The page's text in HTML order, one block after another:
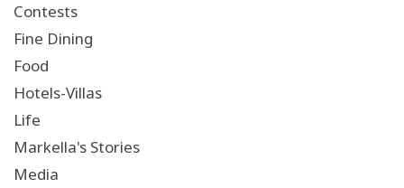
Contests
Fine Dining
Food
Hotels-Villas
Life
Markella's Stories
Media